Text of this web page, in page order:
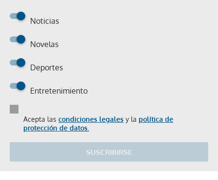
Noticias
Novelas
Deportes
Entretenimiento
Acepta las condiciones legales y la política de
protección de datos.
SUSCRIBIRSE